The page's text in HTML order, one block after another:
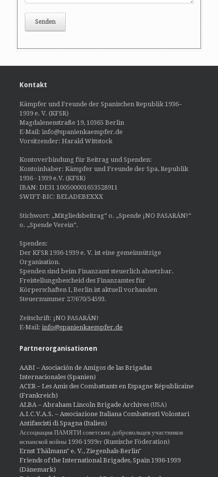
Kontakt
Kämpfer und Freunde der Spanischen Republik 1936–
1939 e. V. (KFSR)
Magdalenenstraße 19, 10365 Berlin
E-Mail: info@spanienkaempfer.de
Vorsitzender: Harald Wittstock
Kontoverbindung für Beitrag und Spenden:
Kontoinhaber: Kämpfer und Freunde der Spa, Republik
1936 - 1939 e.V. (KFSR)
IBAN: DE31 100500001653528911
SWIFT-BIC: BELADEBEXXX
Stichwort: „Mitgliedsbeitrag“ o. „Spende ¡NO PASARÁN!“
o. „Spende Verein“.
Spenden:
Der KFSR 1936-1939 e. V. ist eine gemeinnützige
Organisation.
Spenden sind beim Finanzamt steuerlich absetzbar.
Freistellungsbescheid des Finanzamtes für
Körperschaften I, Berlin ist aktuell vorhanden
Steuernummer 27/670/54593.
Zeitschrift: ¡NO PASARÁN!
E-Mail: info@spanienkaempfer.de
Partnerorganisationen
AABI – Asociación de Amigos de las Brigadas
Internacionales (Spanien)
ACER – Les Amis des Combattants en Espagne Républicaine
(Frankreich)
ALBA – Abraham Lincoln Brigade Archives (USA)
A.I.C.V.A.S. – Associazione Italiana Combattenti Volontari
Antifascisti di Spagna (Italien)
Ассоциация ПАМЯТИ советских добровольцев участников
испанской войны 1936-1939гг (Russische Föderation)
Ernst Thälmann" e. V., Ziegenhals-Berlin"
Friends of the International Brigades, Spain 1936-1939
(Dänemark)